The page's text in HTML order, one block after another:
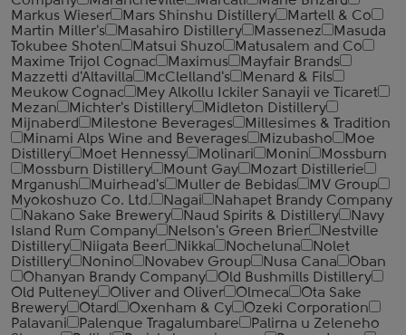
Markus Wieser
Mars Shinshu Distillery
Martell & Co
Martin Miller's
Masahiro Distillery Massenez
Masuda
Tokubee Shoten
Matsui Shuzo
Matusalem and Co
Maxime Trijol Cognac
Maximus
Mayfair Brands
Mazzetti d'Altavilla
McClelland's
Menard & Fils
Meukow Cognac
Mey Alkollu Ickiler Sanayii ve Ticaret
Mezan
Michter's Distillery
Midleton Distillery
Mijnaberd
Milestone Beverages
Millesimes & Tradition
Minami Alps Wine and Beverages
Mizubasho
Moe
Distillery
Moet Hennessy Molinari Monin
Mossburn
Mossburn Distillery
Mount Gay
Mozart Distillerie
Mrganush
Muirhead's Muller de Bebidas
MV Group
Myokoshuzo Co. Ltd.
Nagai
Nahapet Brandy Company
Nakano Sake Brewery
Naud Spirits & Distillery
Navy
Island Rum Company
Nelson's Green Brier
Nestville
Distillery
Niigata Beer Nikka Nocheluna
Nolet
Distillery
Nonino Novabev Group Nusa Cana
Oban
Ohanyan Brandy Company
Old Bushmills Distillery
Old Pulteney
Oliver and Oliver Olmeca
Ota Sake
Brewery
Otard Oxenham & Cy
Ozeki Corporation
Palavani
Palenque Tragalumbare
Palirna u Zeleneho